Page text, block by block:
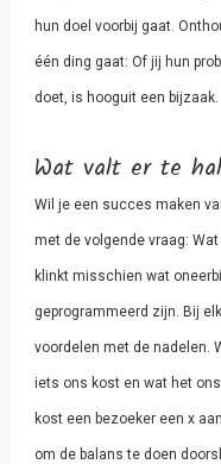
hun doel voorbij gaat.
één ding gaat: Of jij hun
doet, is hooguit een bijzaak.
Wat valt er te
Wil je een succes maken
met de volgende vraag:
klinkt misschien wat
geprogrammeerd zijn. Bij
voordelen met de nadelen.
iets ons kost en wat het
kost een bezoeker een x
om de balans te doen